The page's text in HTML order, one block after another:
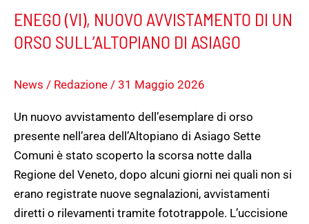
ENEGO (VI), NUOVO AVVISTAMENTO DI UN
ORSO SULL’ALTOPIANO DI ASIAGO
News / Redazione / 31 Maggio 2026
Un nuovo avvistamento dell’esemplare di orso
presente nell’area dell’Altopiano di Asiago Sette
Comuni è stato scoperto la scorsa notte dalla
Regione del Veneto, dopo alcuni giorni nei quali non si
erano registrate nuove segnalazioni, avvistamenti
diretti o rilevamenti tramite fototrappole. L’uccisione